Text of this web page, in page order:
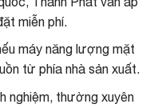
miễn phí.
máy năng lượng mặt
từ phía nhà sản xuất.
nghiệm, thường xuyên